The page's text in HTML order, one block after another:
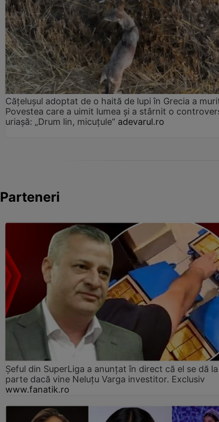
Cățelușul adoptat de o haită de lupi în Grecia a
Povestea care a uimit lumea și a stârnit o
uriașă: „Drum lin, micuțule” adevarul.ro
Parteneri
Șeful din SuperLiga a anunțat în direct că el se dă
parte dacă vine Neluțu Varga investitor. Exclusiv
www.fanatik.ro